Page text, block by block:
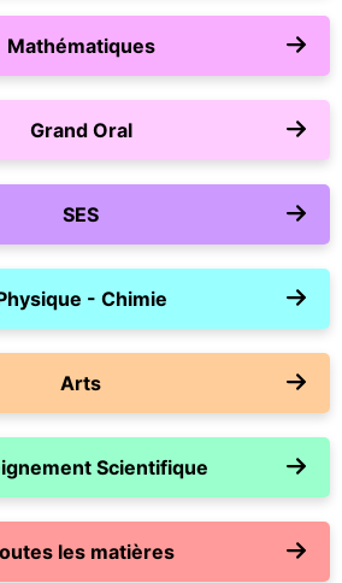
Mathématiques
Grand Oral
SES
- Chimie
Arts
Scientifique
les matières